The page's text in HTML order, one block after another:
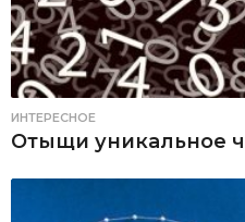
ИНТЕРЕСНОЕ
Отыщи уникальное